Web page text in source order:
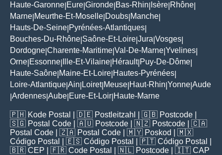
Haute-Garonne Eure Gironde Bas-Rhin Isère Rhône
Marne Meurthe-Et-Moselle Doubs Manche
Hauts-De-Seine Pyrénées-Atlantiques
Bouches-Du-Rhône Saône-Et-Loire Jura Vosges
Dordogne Charente-Maritime Val-De-Marne Yvelines
Orne Essonne Ille-Et-Vilaine Hérault| Puy-De-Dôme
Haute-Saône Maine-Et-Loire Hautes-Pyrénées
Loire-Atlantique Ain Loiret| Meuse Haut-Rhin Yonne Aude
Ardennes Aube Eure-Et-Loir Haute-Marne
🇵🇭 Kode Postal | 🇩🇪 Postleitzahl | 🇬🇧 Postcode
🇸🇬 Postal Code | 🇦🇺 Postcode | 🇳🇿 Postcode | 🇨🇦
Postal Code | 🇿🇦 Postal Code | 🇲🇾 Poskod
| 🇲🇽
Código Postal
| 🇪🇸 Código Postal | 🇵🇹 Código Postal
🇧🇷 CEP | 🇫🇷 Code Postal | 🇳🇱 Postcode | 🇮🇹 CAP